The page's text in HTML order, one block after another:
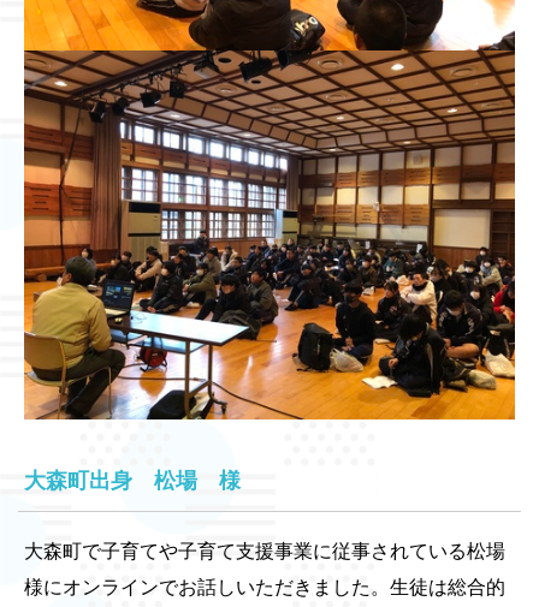
大森町出身 松場 様
大森町で子育てや子育て支援事業に従事されている松場
様にオンラインでお話しいただきました。生徒は総合的